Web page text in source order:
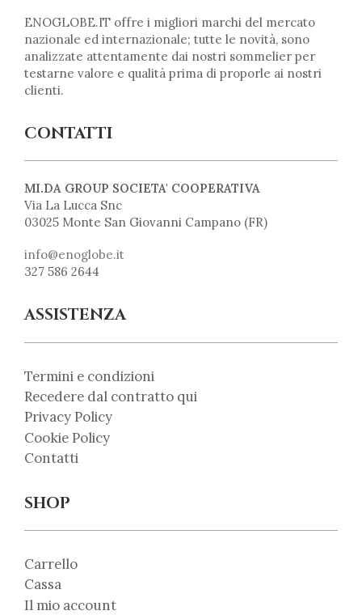
ENOGLOBE.IT offre i migliori marchi del mercato
nazionale ed internazionale; tutte le novità, sono
analizzate attentamente dai nostri sommelier per
testarne valore e qualità prima di proporle ai nostri
clienti.
CONTATTI
MI.DA GROUP SOCIETA' COOPERATIVA
Via La Lucca Snc
03025 Monte San Giovanni Campano (FR)
info@enoglobe.it
327 586 2644
ASSISTENZA
Termini e condizioni
Recedere dal contratto qui
Privacy Policy
Cookie Policy
Contatti
SHOP
Carrello
Cassa
Il mio account